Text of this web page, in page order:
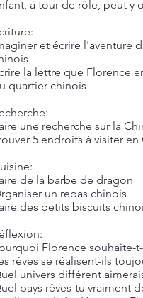
à tour de rôle, peut y
et écrire l'aventure
la lettre que Florence
quartier chinois
une recherche sur la
5 endroits à visiter en
de la barbe de dragon
un repas chinois
des petits biscuits
Florence souhaite-
rêves se réalisent-ils
univers différent
pays rêves-tu vraiment